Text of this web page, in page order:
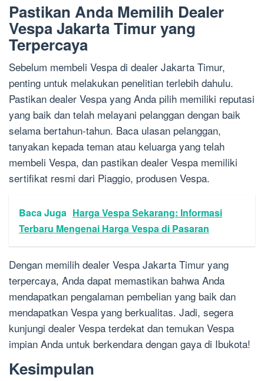
Pastikan Anda Memilih Dealer
Vespa Jakarta Timur yang
Terpercaya
Sebelum membeli Vespa di dealer Jakarta Timur,
penting untuk melakukan penelitian terlebih dahulu.
Pastikan dealer Vespa yang Anda pilih memiliki reputasi
yang baik dan telah melayani pelanggan dengan baik
selama bertahun-tahun. Baca ulasan pelanggan,
tanyakan kepada teman atau keluarga yang telah
membeli Vespa, dan pastikan dealer Vespa memiliki
sertifikat resmi dari Piaggio, produsen Vespa.
Baca Juga Harga Vespa Sekarang: Informasi
Terbaru Mengenai Harga Vespa di Pasaran
Dengan memilih dealer Vespa Jakarta Timur yang
terpercaya, Anda dapat memastikan bahwa Anda
mendapatkan pengalaman pembelian yang baik dan
mendapatkan Vespa yang berkualitas. Jadi, segera
kunjungi dealer Vespa terdekat dan temukan Vespa
impian Anda untuk berkendara dengan gaya di Ibukota!
Kesimpulan